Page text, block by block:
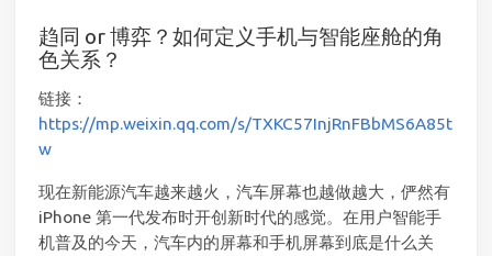
趋同 or 博弈？如何定义手机与智能座舱的角
色关系？
链接：
https://mp.weixin.qq.com/s/TXKC57InjRnFBbMS6A85t
w
现在新能源汽车越来越火，汽车屏幕也越做越大，俨然有
iPhone 第一代发布时开创新时代的感觉。在用户智能手
机普及的今天，汽车内的屏幕和手机屏幕到底是什么关